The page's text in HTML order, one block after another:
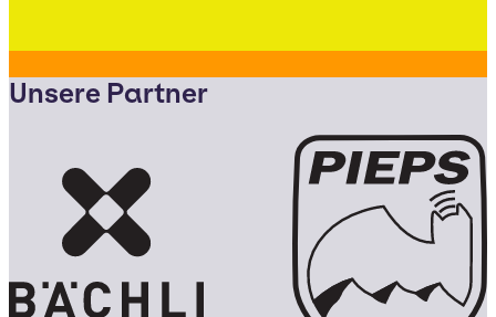
Unsere Partner